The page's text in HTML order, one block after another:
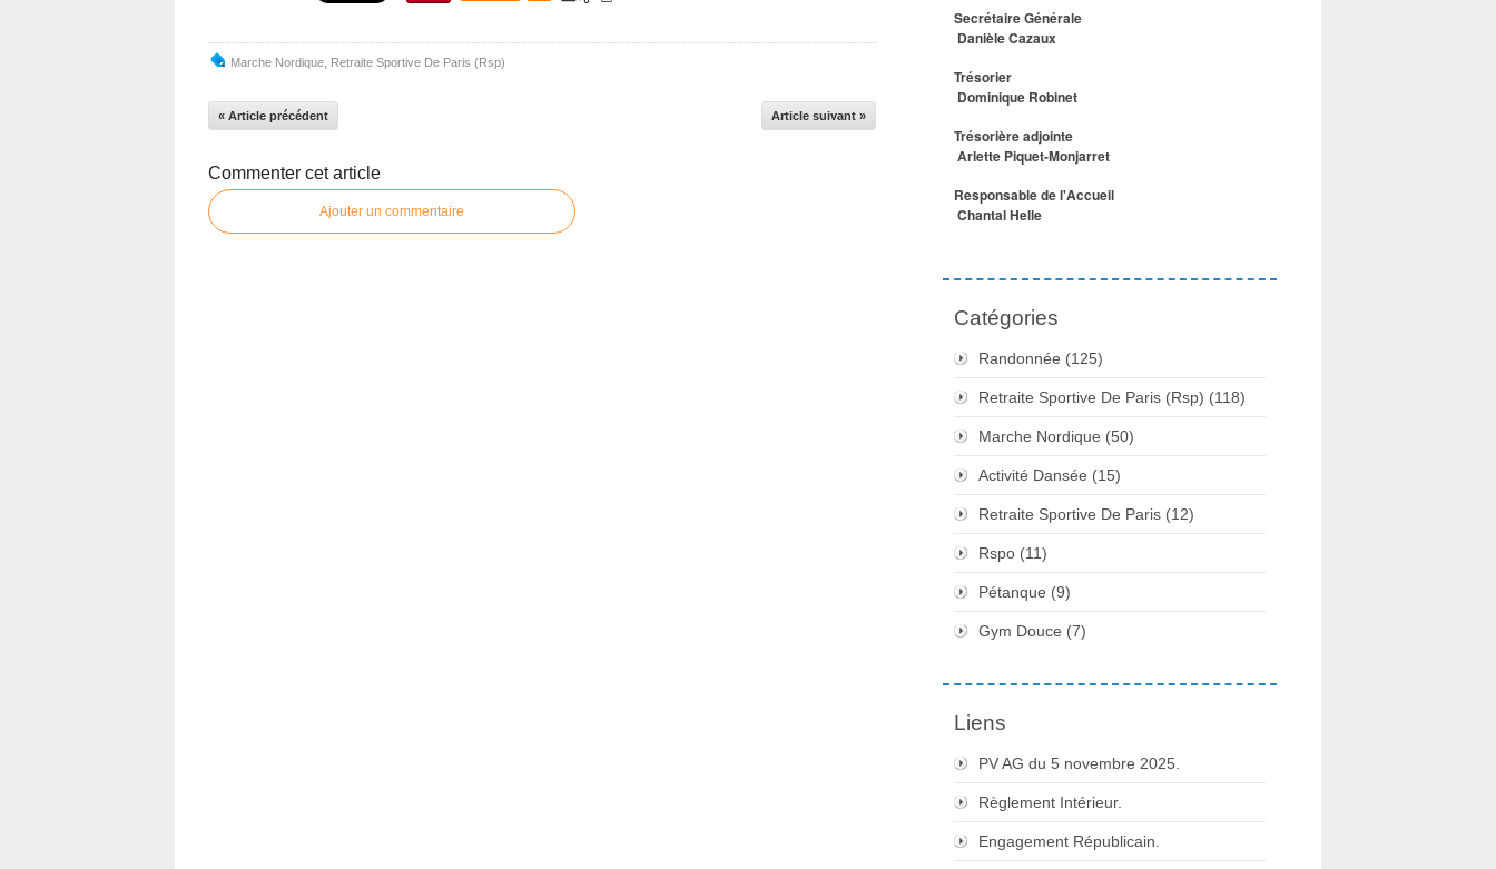
Marche Nordique Retraite Sportive De Paris (Rsp)
« Article précédent Article suivant »
Commenter cet article
Ajouter un commentaire
Secrétaire Générale
Danièle Cazaux
Trésorier
Dominique Robinet
Trésorière adjointe
Arlette Piquet-Monjarret
Responsable de l'Accueil
Chantal Helle
Catégories
Randonnée (125)
Retraite Sportive De Paris (Rsp) (118)
Marche Nordique (50)
Activité Dansée (15)
Retraite Sportive De Paris (12)
Rspo (11)
Pétanque (9)
Gym Douce (7)
Liens
PV AG du 5 novembre 2025.
Règlement Intérieur.
Engagement Républicain.